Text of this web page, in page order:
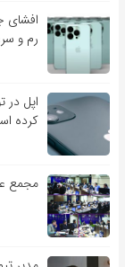
رم و
کرده
مجمع